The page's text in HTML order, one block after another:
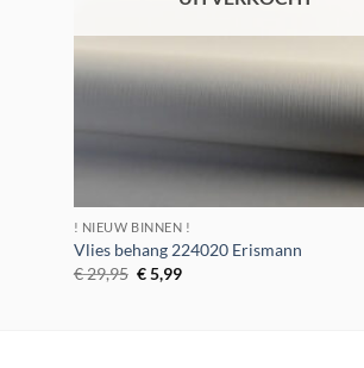
! NIEUW BINNEN !
Vlies behang 224020 Erismann
€29,95 Oorspronkelijke
prijs
€5,99Huidige